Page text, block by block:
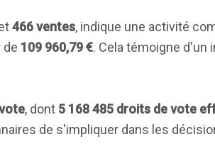
466 ventes, indique une activité
de 109 960,79 €. Cela témoigne d'un
, dont 5 168 485 droits de vote
de s'impliquer dans les